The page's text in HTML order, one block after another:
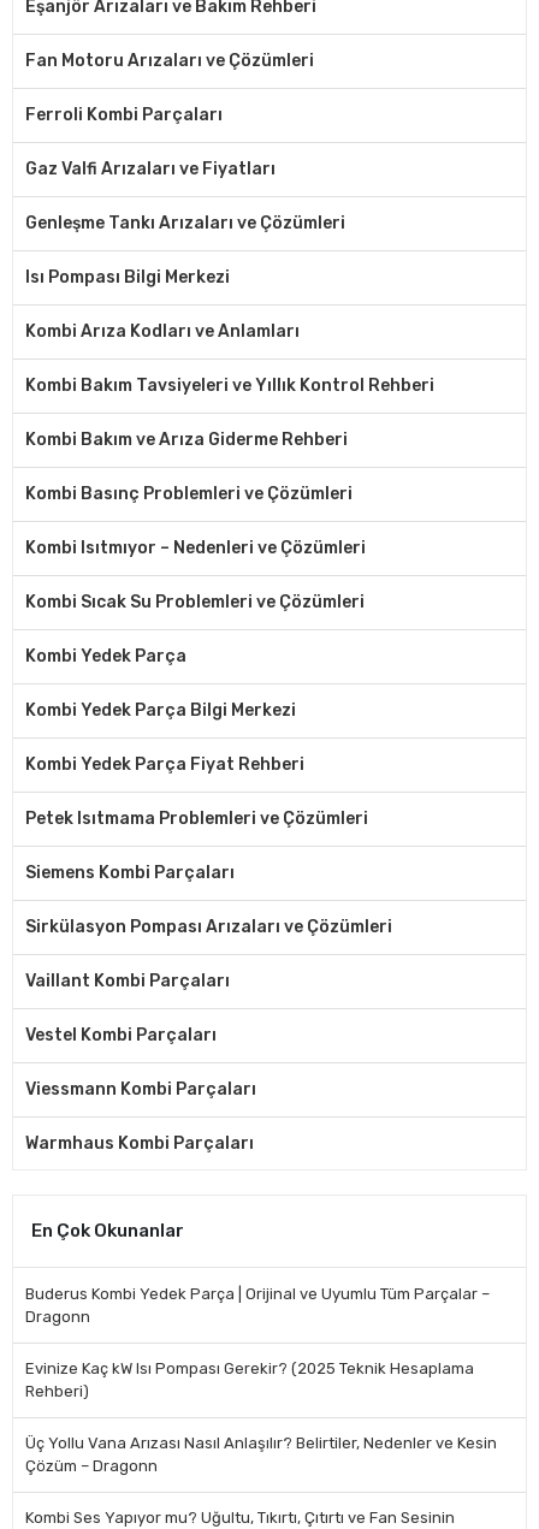
Eşanjör Arızaları ve Bakım Rehberi
Fan Motoru Arızaları ve Çözümleri
Ferroli Kombi Parçaları
Gaz Valfi Arızaları ve Fiyatları
Genleşme Tankı Arızaları ve Çözümleri
Isı Pompası Bilgi Merkezi
Kombi Arıza Kodları ve Anlamları
Kombi Bakım Tavsiyeleri ve Yıllık Kontrol Rehberi
Kombi Bakım ve Arıza Giderme Rehberi
Kombi Basınç Problemleri ve Çözümleri
Kombi Isıtmıyor – Nedenleri ve Çözümleri
Kombi Sıcak Su Problemleri ve Çözümleri
Kombi Yedek Parça
Kombi Yedek Parça Bilgi Merkezi
Kombi Yedek Parça Fiyat Rehberi
Petek Isıtmama Problemleri ve Çözümleri
Siemens Kombi Parçaları
Sirkülasyon Pompası Arızaları ve Çözümleri
Vaillant Kombi Parçaları
Vestel Kombi Parçaları
Viessmann Kombi Parçaları
Warmhaus Kombi Parçaları
En Çok Okunanlar
Buderus Kombi Yedek Parça | Orijinal ve Uyumlu Tüm Parçalar –
Dragonn
Evinize Kaç kW Isı Pompası Gerekir? (2025 Teknik Hesaplama
Rehberi)
Üç Yollu Vana Arızası Nasıl Anlaşılır? Belirtiler, Nedenler ve Kesin
Çözüm – Dragonn
Kombi Ses Yapıyor mu? Uğultu, Tıkırtı, Çıtırtı ve Fan Sesinin